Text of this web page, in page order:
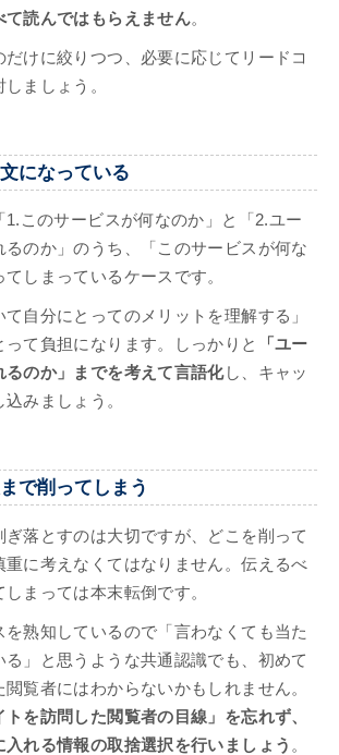
て読んではもらえません。
けに絞りつつ、必要に応じてリードコ
ましょう。
になっている
1.このサービスが何なのか」と「2.ユー
るのか」のうち、「このサービスが何な
しまっているケースです。
て自分にとってのメリットを理解する」
て負担になります。しっかりと
「ユー
るのか」までを考えて言語化し、キャッ
みましょう。
で削ってしまう
落とすのは大切ですが、どこを削って
重に考えなくてはなりません。伝えるべ
まっては本末転倒です。
熟知しているので「言わなくても当た
る」と思うような共通認識でも、初めて
覧者にはわからないかもしれません。
を訪問した閲覧者の目線」を忘れず、
入れる情報の取捨選択を行いましょう 。